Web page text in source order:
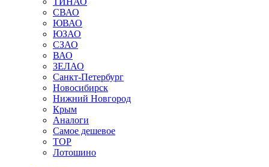
СВАО
ЮВАО
ЮЗАО
СЗАО
ВАО
ЗЕЛАО
Санкт-Петербург
Новосибирск
Нижний Новгород
Крым
Аналоги
Самое дешевое
TOP
Лотошино